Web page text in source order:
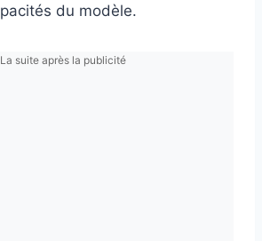
du modèle.
La suite après la publicité